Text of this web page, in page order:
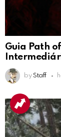
Guia Path
by Staff